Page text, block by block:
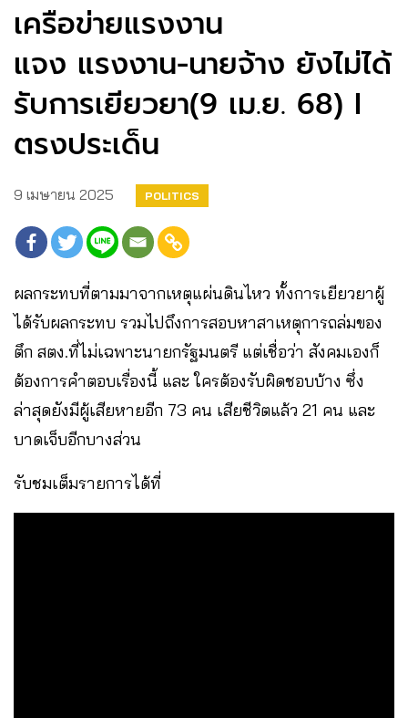
เครือข่ายแรงงาน
แจง แรงงาน-นายจ้าง ยังไม่ได้
รับการเยียวยา(9 เม.ย. 68) I
ตรงประเด็น
9 เมษายน 2025 POLITICS
ผลกระทบที่ตามมาจากเหตุแผ่นดินไหว ทั้งการเยียวยาผู้
ได้รับผลกระทบ รวมไปถึงการสอบหาสาเหตุการถล่มของ
ตึก สตง.ที่ไม่เฉพาะนายกรัฐมนตรี แต่เชื่อว่า สังคมเองก็
ต้องการคำตอบเรื่องนี้ และ ใครต้องรับผิดชอบบ้าง ซึ่ง
ล่าสุดยังมีผู้เสียหายอีก 73 คน เสียชีวิตแล้ว 21 คน และ
บาดเจ็บอีกบางส่วน
รับชมเต็มรายการได้ที่